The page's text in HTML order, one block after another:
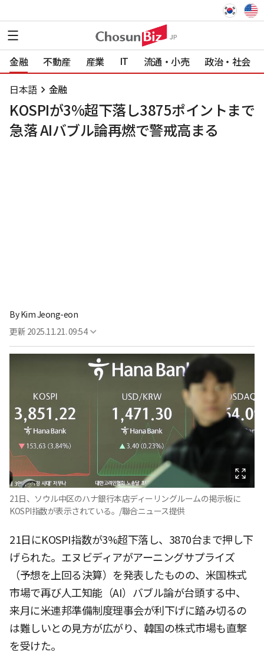
金融 不動産 産業 IT 流通・小売 政治・社会
日本語 金融
KOSPIが3%超下落し3875ポイントまで
急落 AIバブル論再燃で警戒高まる
ByKim Jeong-eon
更新 2025.11.21. 09:54
21日、ソウル中区のハナ銀行本店ディーリングルームの掲示板に
KOSPI指数が表示されている。/聯合ニュース提供
21日にKOSPI指数が3%超下落し、3870台まで押し下
げられた。エヌビディアがアーニングサプライズ
（予想を上回る決算）を発表したものの、米国株式
市場で再び人工知能（AI）バブル論が台頭する中、
来月に米連邦準備制度理事会が利下げに踏み切るの
は難しいとの見方が広がり、韓国の株式市場も直撃
を受けた。